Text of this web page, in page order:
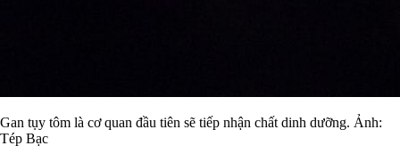
Gan tụy tôm là cơ quan đầu tiên sẽ tiếp nhận chất dinh dưỡng. Ảnh:
Tép Bạc